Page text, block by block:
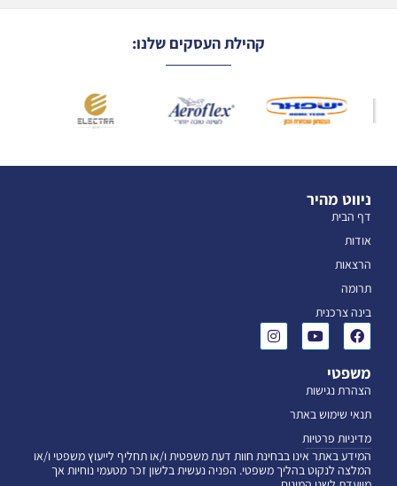
קהילת העסקים שלנו:
ניווט מהיר
דף הבית
אודות
הרצאות
תרומה
בינה צרכנית
משפטי
הצהרת נגישות
תנאי שימוש באתר
מדיניות פרטיות
המידע באתר אינו בבחינת חוות דעת משפטית ו/או תחליף לייעוץ משפטי ו/או
המלצה לנקוט בהליך משפטי. הפניה נעשית בלשון זכר מטעמי נוחיות אך